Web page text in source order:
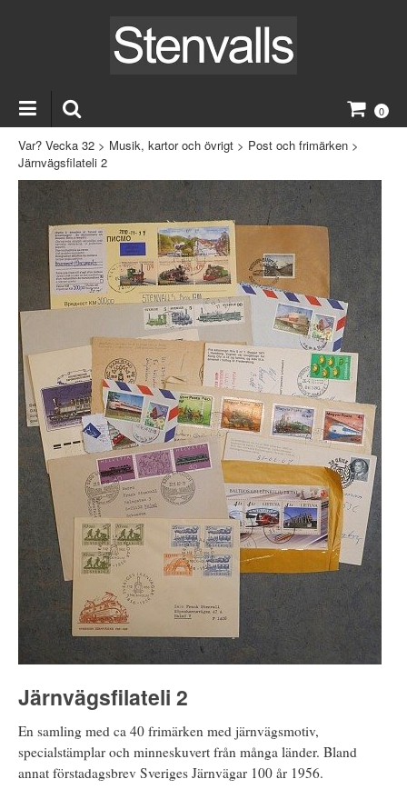
0
Var? Vecka 32 > Musik, kartor och övrigt > Post och frimärken >
Järnvägsfilateli 2
Järnvägsfilateli 2
En samling med ca 40 frimärken med järnvägsmotiv,
specialstämplar och minneskuvert från många länder. Bland
annat förstadagsbrev Sveriges Järnvägar 100 år 1956.